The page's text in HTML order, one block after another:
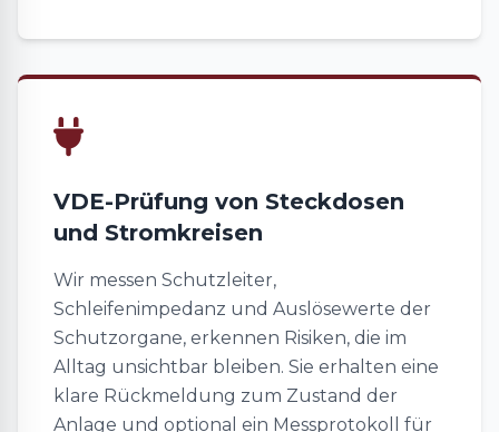
VDE-Prüfung von Steckdosen
und Stromkreisen
Wir messen Schutzleiter,
Schleifenimpedanz und Auslösewerte der
Schutzorgane, erkennen Risiken, die im
Alltag unsichtbar bleiben. Sie erhalten eine
klare Rückmeldung zum Zustand der
Anlage und optional ein Messprotokoll für